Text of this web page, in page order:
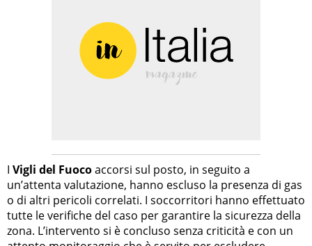
I Vigli del Fuocoaccorsi sul posto, in seguito a
un’attenta valutazione, hanno escluso la presenza di gas
o di altri pericoli correlati. I soccorritori hanno effettuato
tutte le verifiche del caso per garantire la sicurezza della
zona. L’intervento si è concluso senza criticità e con un